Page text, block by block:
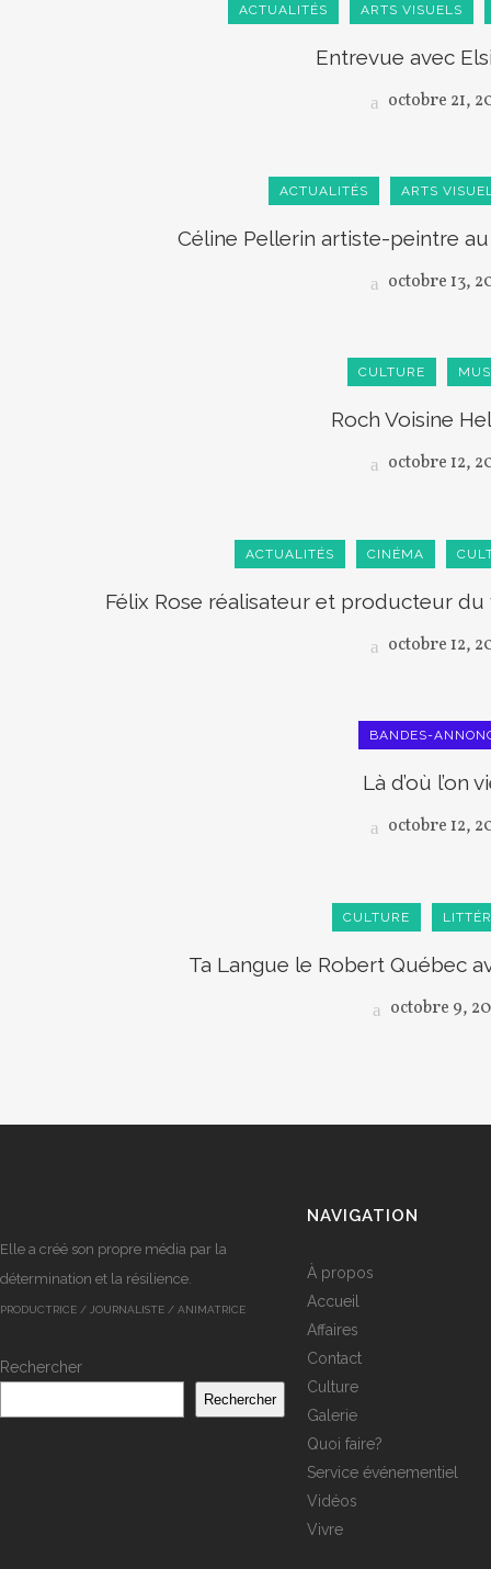
ACTUALITÉS ARTS VISUELS
Entrevue avec
octobre 21,
ACTUALITÉS ARTS
Céline Pellerin artiste-peintre
octobre 13,
CULTURE
Roch Voisine
octobre 12,
ACTUALITÉS CINÉMA
Félix Rose réalisateur et producteur
octobre 12,
BANDES-
Là d’où l’on
octobre 12,
CULTURE
Ta Langue le Robert Québec
octobre 9,
Elle a créé son propre média par la
détermination et la résilience.
PRODUCTRICE / JOURNALISTE / ANIMATRICE
Rechercher
Rechercher
NAVIGATION
À propos
Accueil
Affaires
Contact
Culture
Galerie
Quoi faire?
Service événementiel
Vidéos
Vivre